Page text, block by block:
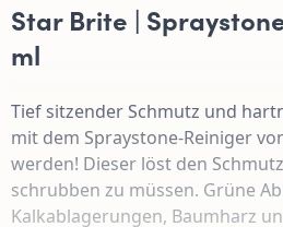
Star Brite |
ml
Tief sitzender Schmutz und
mit dem Spraystone-Reiniger
werden! Dieser löst den
schrubben zu müssen. Grüne
Kalkablagerungen, Baumharz